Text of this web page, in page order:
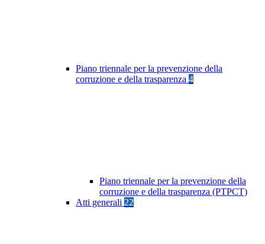
Piano triennale per la prevenzione della
corruzione e della trasparenza 4
Piano triennale per la prevenzione della
corruzione e della trasparenza (PTPCT)
Atti generali 22